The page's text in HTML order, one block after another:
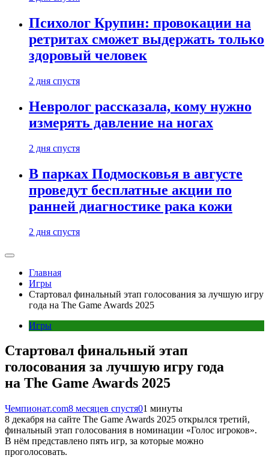
Психолог Крупин: провокации на
ретритах сможет выдержать только
здоровый человек
2 дня спустя
Невролог рассказала, кому нужно
измерять давление на ногах
2 дня спустя
В парках Подмосковья в августе
проведут бесплатные акции по
ранней диагностике рака кожи
2 дня спустя
Главная
Игры
Стартовал финальный этап голосования за лучшую игру
года на The Game Awards 2025
Игры
Стартовал финальный этап
голосования за лучшую игру года
на The Game Awards 2025
Чемпионат.com8 месяцев спустя01 минуты
8 декабря на сайте The Game Awards 2025 открылся третий,
финальный этап голосования в номинации «Голос игроков».
В нём представлено пять игр, за которые можно
проголосовать.